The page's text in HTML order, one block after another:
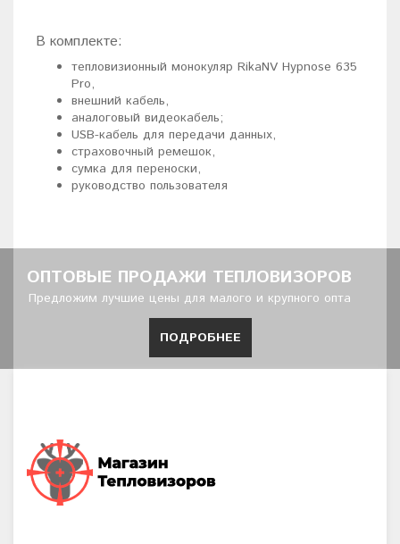
В комплекте:
тепловизионный монокуляр RikaNV Hypnose 635
Pro,
внешний кабель,
аналоговый видеокабель;
USB-кабель для передачи данных,
страховочный ремешок,
сумка для переноски,
руководство пользователя
ОПТОВЫЕ ПРОДАЖИ ТЕПЛОВИЗОРОВ
Предложим лучшие цены для малого и крупного опта
ПОДРОБНЕЕ